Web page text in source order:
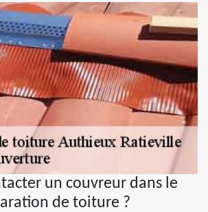
un couvreur dans le
de toiture ?